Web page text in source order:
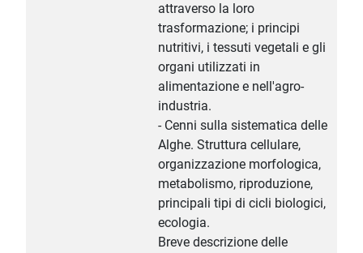
attraverso la loro
trasformazione; i principi
nutritivi, i tessuti vegetali e gli
organi utilizzati in
alimentazione e nell'agro-
industria.
- Cenni sulla sistematica delle
Alghe. Struttura cellulare,
organizzazione morfologica,
metabolismo, riproduzione,
principali tipi di cicli biologici,
ecologia.
Breve descrizione delle